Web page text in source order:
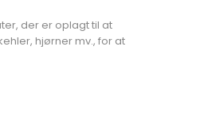
der er oplagt til at
hjørner mv., for at